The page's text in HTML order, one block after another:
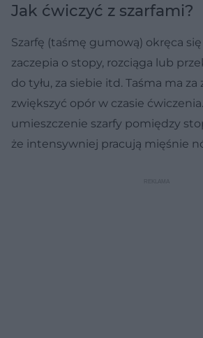
Jak ćwiczyć z szarfami?
Szarfę (taśmę gumową) okręca się
zaczepia o stopy, rozciąga lub
do tyłu, za siebie itd. Taśma ma za
zwiększyć opór w czasie
umieszczenie szarfy pomiędzy
że intensywniej pracują mięśnie